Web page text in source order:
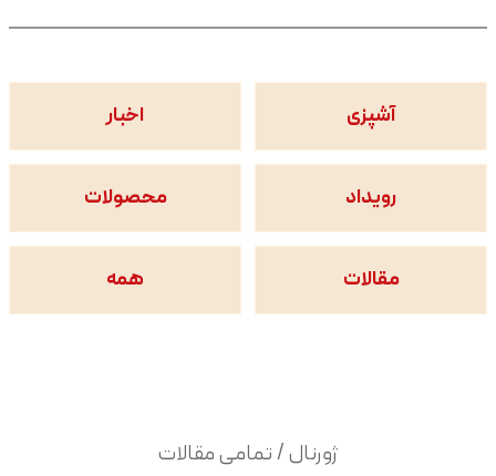
آشپزی اخبار
رویداد محصولات
مقالات همه
ژورنال / تمامی مقالات